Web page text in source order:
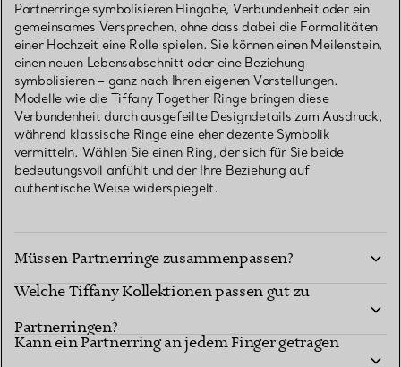
Partnerringe symbolisieren Hingabe, Verbundenheit oder ein
gemeinsames Versprechen, ohne dass dabei die Formalitäten
einer Hochzeit eine Rolle spielen. Sie können einen Meilenstein,
einen neuen Lebensabschnitt oder eine Beziehung
symbolisieren – ganz nach Ihren eigenen Vorstellungen.
Modelle wie die Tiffany Together Ringe bringen diese
Verbundenheit durch ausgefeilte Designdetails zum Ausdruck,
während klassische Ringe eine eher dezente Symbolik
vermitteln. Wählen Sie einen Ring, der sich für Sie beide
bedeutungsvoll anfühlt und der Ihre Beziehung auf
authentische Weise widerspiegelt.
Müssen Partnerringe zusammenpassen?
Welche Tiffany Kollektionen passen gut zu
Partnerringen?
Kann ein Partnerring an jedem Finger getragen